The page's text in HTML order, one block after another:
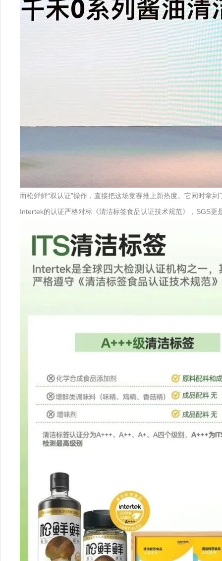
而松鲜鲜“双认证”操作，直接把这场竞赛推上新热度。它同时拿
Intertek的认证严格对标《清洁标签食品认证技术规范》，SGS